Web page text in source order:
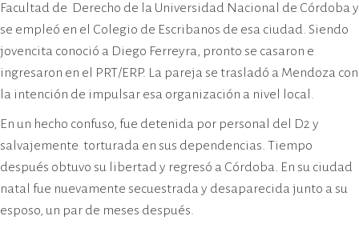
Facultad de Derecho de la Universidad Nacional de Córdoba y
se empleó en el Colegio de Escribanos de esa ciudad. Siendo
jovencita conoció a Diego Ferreyra, pronto se casaron e
ingresaron en el PRT/ERP. La pareja se trasladó a Mendoza con
la intención de impulsar esa organización a nivel local.
En un hecho confuso, fue detenida por personal del D2 y
salvajemente torturada en sus dependencias. Tiempo
después obtuvo su libertad y regresó a Córdoba. En su ciudad
natal fue nuevamente secuestrada y desaparecida junto a su
esposo, un par de meses después.